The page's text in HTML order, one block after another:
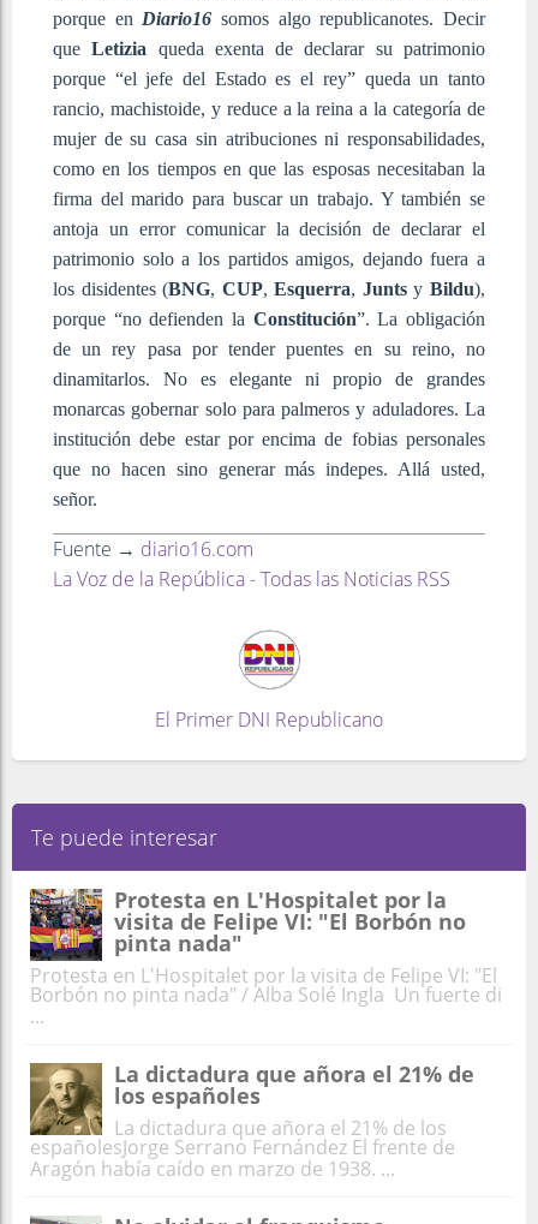
porque en Diario16 somos algo republicanotes. Decir
queLetizia queda exenta de declarar su patrimonio
porque “el jefe del Estado es el rey” queda un tanto
rancio, machistoide, y reduce a la reina a la categoría de
mujer de su casa sin atribuciones ni responsabilidades,
como en los tiempos en que las esposas necesitaban la
firma del marido para buscar un trabajo. Y también se
antoja un error comunicar la decisión de declarar el
patrimonio solo a los partidos amigos, dejando fuera a
los disidentes (BNG, CUP,Esquerra, JuntsyBildu),
porque “no defienden la Constitución”. La obligación
de un rey pasa por tender puentes en su reino, no
dinamitarlos. No es elegante ni propio de grandes
monarcas gobernar solo para palmeros y aduladores. La
institución debe estar por encima de fobias personales
que no hacen sino generar más indepes. Allá usted,
señor.
Fuente → diario16.com
La Voz de la República - Todas las Noticias RSS
El Primer DNI Republicano
Te puede interesar
Protesta en L'Hospitalet por la
visita de Felipe VI: "El Borbón no
pinta nada"
Protesta en L'Hospitalet por la visita de Felipe VI: "El
Borbón no pinta nada" / Alba Solé Ingla Un fuerte di
...
La dictadura que añora el 21% de
los españoles
La dictadura que añora el 21% de los
españolesJorge Serrano Fernández El frente de
Aragón había caído en marzo de 1938. ...